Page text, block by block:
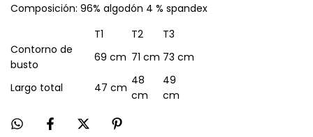
Composición: 96% algodón 4 % spandex
T1
T2
T3
Contorno de
busto
69 cm 71 cm 73 cm
Largo total 47 cm
48
cm
49
cm